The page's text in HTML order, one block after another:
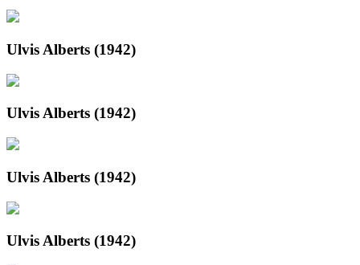
Ulvis Alberts (1942)
Ulvis Alberts (1942)
Ulvis Alberts (1942)
Ulvis Alberts (1942)